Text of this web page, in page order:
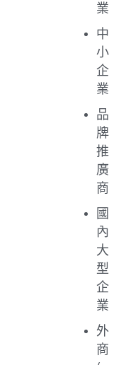
業
中
小
企
業
品
牌
推
廣
商
國
內
大
型
企
業
外
商